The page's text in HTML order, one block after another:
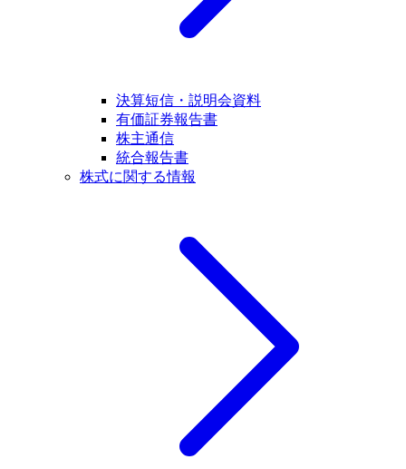
決算短信・説明会資料
有価証券報告書
株主通信
統合報告書
株式に関する情報